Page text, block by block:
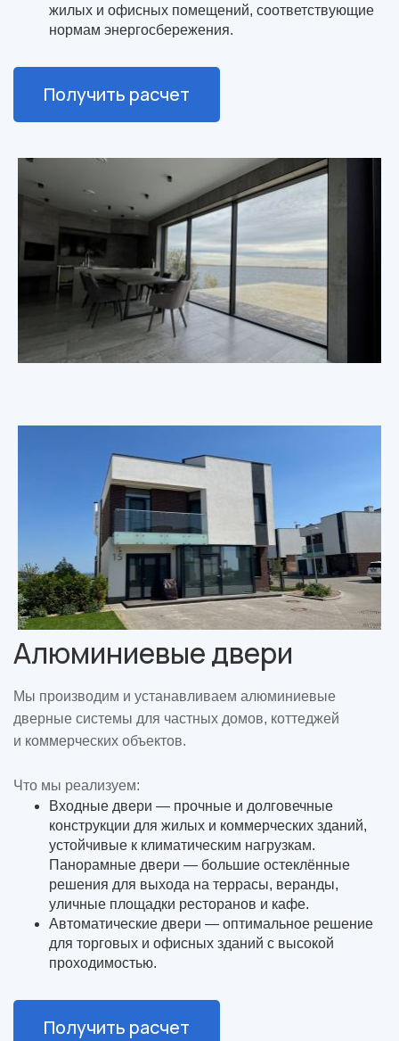
жилых и офисных помещений, соответствующие
нормам энергосбережения.
Получить расчет
Алюминиевые двери
Мы производим и устанавливаем алюминиевые
дверные системы для частных домов, коттеджей
и коммерческих объектов.
Что мы реализуем:
Входные двери — прочные и долговечные
конструкции для жилых и коммерческих зданий,
устойчивые к климатическим нагрузкам.
Панорамные двери — большие остеклённые
решения для выхода на террасы, веранды,
уличные площадки ресторанов и кафе.
Автоматические двери — оптимальное решение
для торговых и офисных зданий с высокой
проходимостью.
Получить расчет